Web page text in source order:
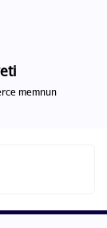
memnun